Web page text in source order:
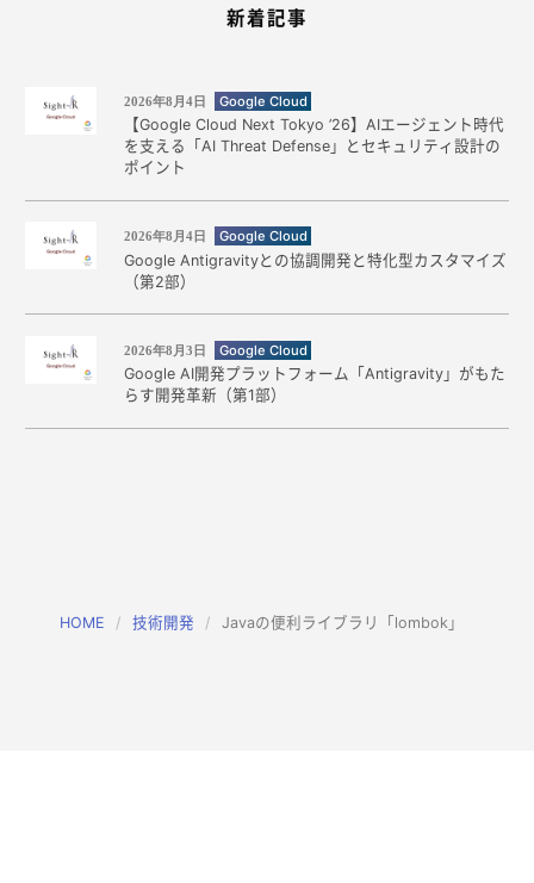
新着記事
2026年8月4日 Google Cloud
【Google Cloud Next Tokyo ’26】AIエージェント時代
を支える「AI Threat Defense」とセキュリティ設計の
ポイント
2026年8月4日 Google Cloud
Google Antigravityとの協調開発と特化型カスタマイズ
（第2部）
2026年8月3日 Google Cloud
Google AI開発プラットフォーム「Antigravity」がもた
らす開発革新（第1部）
HOME 技術開発 Javaの便利ライブラリ「lombok」